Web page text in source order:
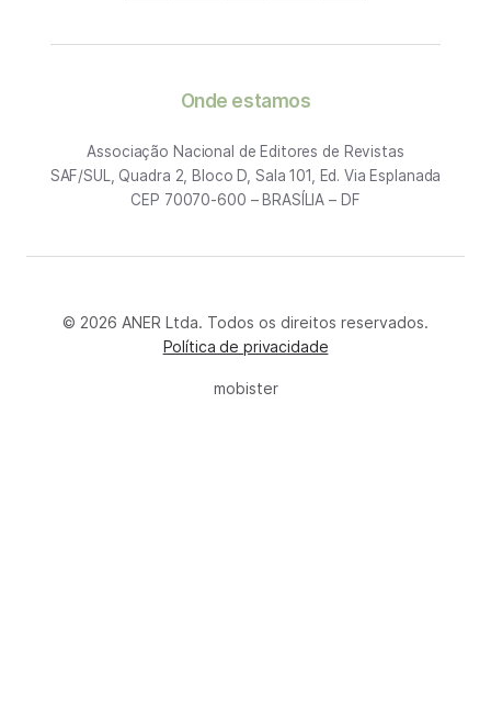
Onde estamos
Associação Nacional de Editores de Revistas
SAF/SUL, Quadra 2, Bloco D, Sala 101, Ed. Via Esplanada
CEP 70070-600 – BRASÍLIA – DF
© 2026 ANER Ltda. Todos os direitos reservados.
Política de privacidade
mobister